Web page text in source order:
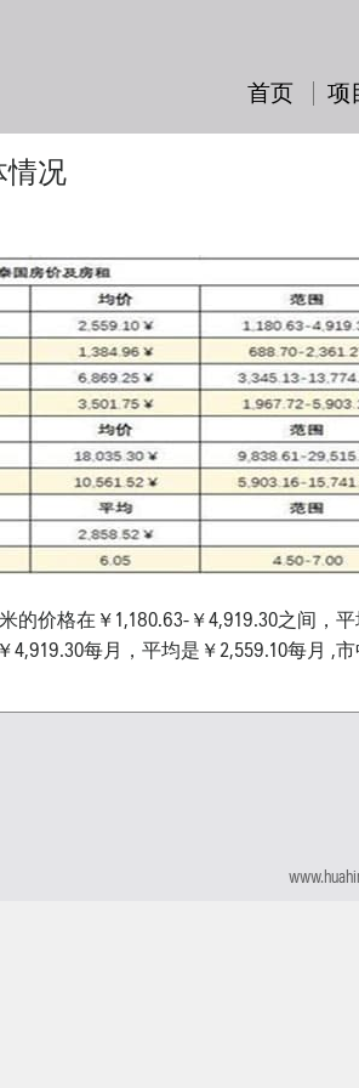
首页 项
况
价格在￥1,180.63-￥4,919.30之间，
每月，平均是￥2,559.10每月 ,